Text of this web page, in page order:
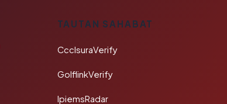
TAUTAN SAHABAT
CcclsuraVerify
GolflinkVerify
IpiemsRadar